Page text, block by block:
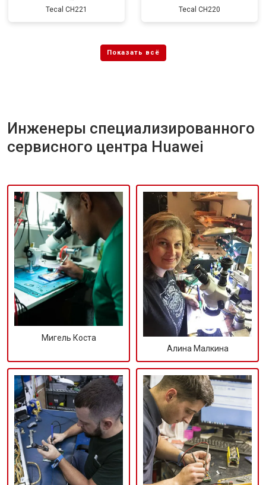
Tecal CH221 Tecal CH220
Инженеры специализированного
сервисного центра Huawei
Мигель Коста
Алина Малкина